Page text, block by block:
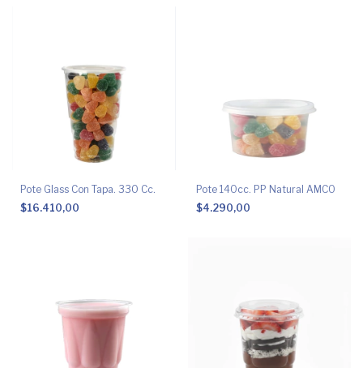
Pote Glass Con Tapa. 330 Cc.
$16.410,00
Pote 140cc. PP Natural AMCO
$4.290,00